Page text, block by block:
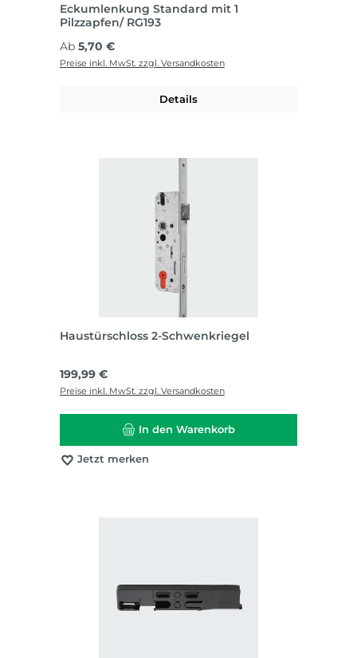
Eckumlenkung Standard mit 1
Pilzzapfen/ RG193
Regulärer Preis:
Ab 5,70 €
Preise inkl. MwSt. zzgl. Versandkosten
Details
Haustürschloss 2-Schwenkriegel
Regulärer Preis:
199,99 €
Preise inkl. MwSt. zzgl. Versandkosten
In den Warenkorb
Jetzt merken